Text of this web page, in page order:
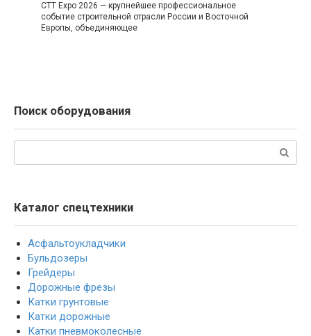
CTT Expo 2026 — крупнейшее профессиональное
событие строительной отрасли России и Восточной
Европы, объединяющее
Поиск оборудования
Каталог спецтехники
Асфальтоукладчики
Бульдозеры
Грейдеры
Дорожные фрезы
Катки грунтовые
Катки дорожные
Катки пневмоколесные